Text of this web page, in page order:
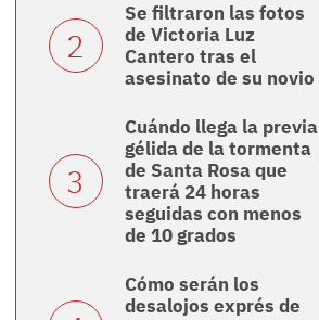
Se filtraron las fotos
de Victoria Luz
Cantero tras el
asesinato de su novio
Cuándo llega la previa
gélida de la tormenta
de Santa Rosa que
traerá 24 horas
seguidas con menos
de 10 grados
Cómo serán los
desalojos exprés de